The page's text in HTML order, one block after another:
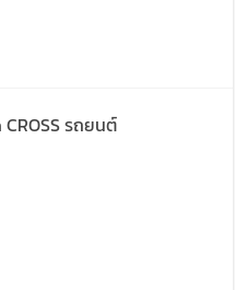
รถยนต์